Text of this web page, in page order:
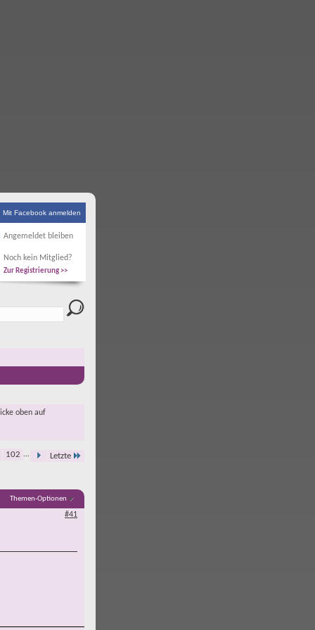
Mit Facebook anmelden
Angemeldet bleiben
Noch kein Mitglied?
Zur Registrierung >>
oben auf
102 ... Letzte
Themen-Optionen
#41